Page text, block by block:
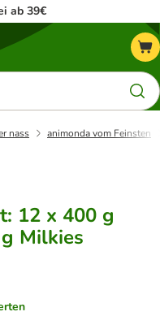
ab 39€
nass animonda vom Feinsten
12 x 400 g
Milkies